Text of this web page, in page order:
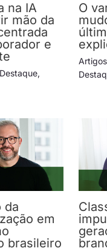
na IA
mão da
e
Destaque,
O
Artigos
da
em
brasileiro